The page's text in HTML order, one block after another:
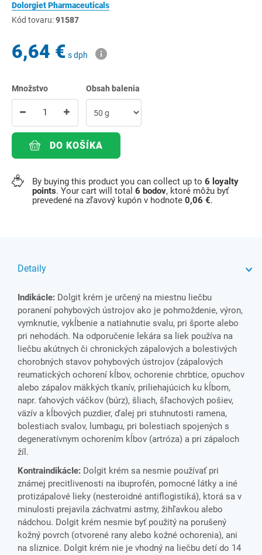
Dolorgiet Pharmaceuticals
Kód tovaru:91587
6,64 € s dph
Množstvo Obsah balenia
DO KOŠÍKA
By buying this product you can collect up to 6 loyalty
points. Your cart will total 6 bodov, ktoré môžu byť
prevedené na zľavový kupón v hodnote 0,06 €.
Detaily
IndikácIe: Dolgit krém je určený na miestnu liečbu
poranení pohybových ústrojov ako je pohmoždenie, výron,
vymknutie, vykĺbenie a natiahnutie svalu, pri športe alebo
pri nehodách. Na odporučenie lekára sa liek používa na
liečbu akútnych či chronických zápalových a bolestivých
chorobných stavov pohybových ústrojov (zápalových
reumatických ochorení kĺbov, ochorenie chrbtice, opuchov
alebo zápalov mäkkých tkanív, priliehajúcich ku kĺbom,
napr. ťahových váčkov (búrz), šliach, šľachových pošiev,
väzív a kĺbových puzdier, ďalej pri stuhnutosti ramena,
bolestiach svalov, lumbagu, pri bolestiach spojených s
degeneratívnym ochorením kĺbov (artróza) a pri zápaloch
žíl.
KontraindikácIe: Dolgit krém sa nesmie používať pri
známej precitlivenosti na ibuprofén, pomocné látky a iné
protizápalové lieky (nesteroidné antiflogistiká), ktorá sa v
minulosti prejavila záchvatmi astmy, žihľavkou alebo
nádchou. Dolgit krém nesmie byť použitý na porušený
kožný povrch (otvorené rany alebo kožné ochorenia), ani
na sliznice. Dolgit krém nie je vhodný na liečbu detí do 14